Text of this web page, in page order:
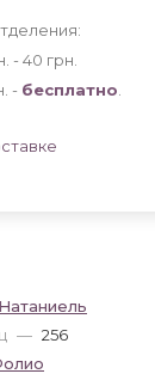
— 256
- 40 грн
- бесплатно